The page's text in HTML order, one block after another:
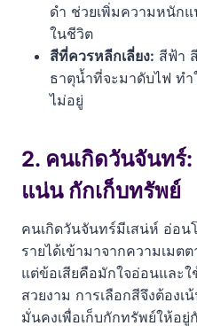
ดำ ช่วยเพิ่มความหนัก
ในชีวิต
สีที่ควรหลีกเลี่ยง: สีฟ้า
ธาตุน้ำที่จะมาดับไฟ ทำ
ไม่อยู่
2. คนเกิดวันจันทร์
แน่น กักเก็บทรัพย์
คนเกิดวันจันทร์มีเสน่ห์ อ่อน
รายได้เข้ามาจากความเมต
แต่ข้อเสียคือมักใจอ่อนและ
สวยงาม การเลือกสีจึงต้อง
มั่นคงเพื่อเก็บกักทรัพย์ให้อยู่